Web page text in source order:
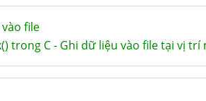
file
trong C - Ghi dữ liệu vào file tại vị